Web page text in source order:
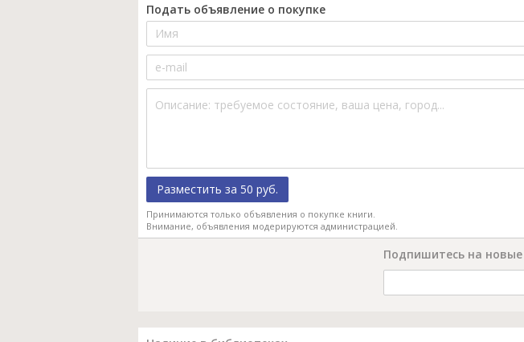
Подать объявление о покупке
Разместить за 50 руб.
Принимаются только объявления о покупке книги.
Внимание, объявления модерируются администрацией.
Подпишитесь на